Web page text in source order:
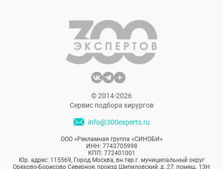
© 2014-2026
Сервис подбора хирургов
info@300experts.ru
ООО «Рекламная группа «СИНОБИ»
ИНН: 7743705998
КПП: 772401001
Юр. адрес: 115569, Город Москва, вн.тер.г. муниципальный округ
Орехово-Борисово Северное, проезд Шипиловский, д. 27, помещ. 13Н